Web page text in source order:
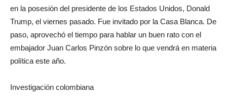
en la posesión del presidente de los Estados Unidos, Donald
Trump, el viernes pasado. Fue invitado por la Casa Blanca. De
paso, aprovechó el tiempo para hablar un buen rato con el
embajador Juan Carlos Pinzón sobre lo que vendrá en materia
política este año.
Investigación colombiana